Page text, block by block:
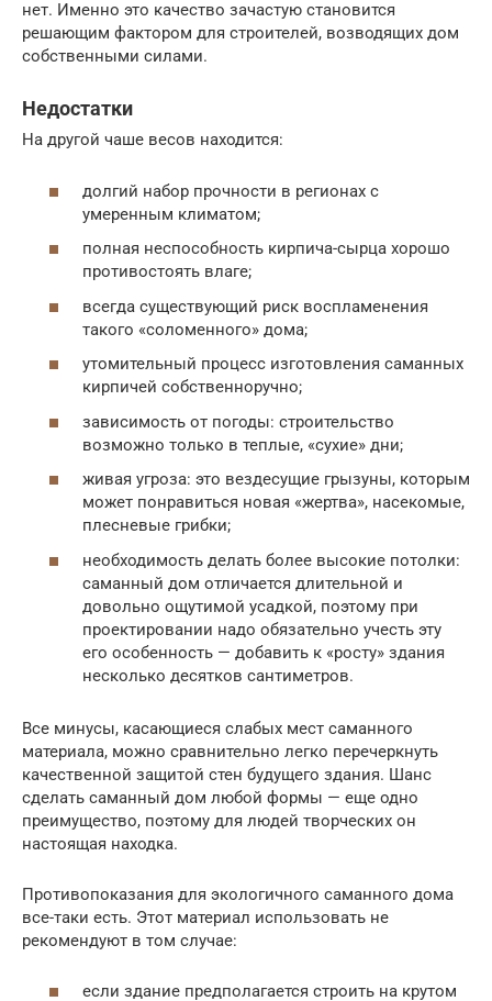
нет. Именно это качество зачастую становится
решающим фактором для строителей, возводящих дом
собственными силами.
Недостатки
На другой чаше весов находится:
долгий набор прочности в регионах с
умеренным климатом;
полная неспособность кирпича-сырца хорошо
противостоять влаге;
всегда существующий риск воспламенения
такого «соломенного» дома;
утомительный процесс изготовления саманных
кирпичей собственноручно;
зависимость от погоды: строительство
возможно только в теплые, «сухие» дни;
живая угроза: это вездесущие грызуны, которым
может понравиться новая «жертва», насекомые,
плесневые грибки;
необходимость делать более высокие потолки:
саманный дом отличается длительной и
довольно ощутимой усадкой, поэтому при
проектировании надо обязательно учесть эту
его особенность — добавить к «росту» здания
несколько десятков сантиметров.
Все минусы, касающиеся слабых мест саманного
материала, можно сравнительно легко перечеркнуть
качественной защитой стен будущего здания. Шанс
сделать саманный дом любой формы — еще одно
преимущество, поэтому для людей творческих он
настоящая находка.
Противопоказания для экологичного саманного дома
все-таки есть. Этот материал использовать не
рекомендуют в том случае:
если здание предполагается строить на крутом